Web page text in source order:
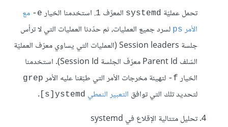
تحمل عمليّة systemd المعرِّف 1. استخدمنا الخيار e-
مع
الأمر ps لسرد جميع العمليات، ثم حدّدنا العمليات التي لا ترأس
جلسة Session leaders (العمليات التي يساوي معرّف العمليّة
السّلف Parent Id معرّفَ الجلسة Session Id). استخدمنا
الخيار f- لتهيئة مخرجات الأمر التي طبّقنا عليه الأمر grep
لتحديد تلك التي توافق التعبير النمطي s]ystemd]
.
تحليل متتالية الإقلاع في systemd